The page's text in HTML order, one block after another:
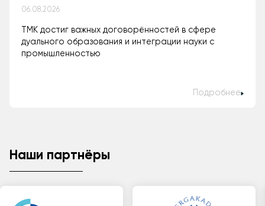
06.08.2026
ТМК достиг важных договорённостей в сфере
дуального образования и интеграции науки с
промышленностью
Подробнее
Наши партнёры